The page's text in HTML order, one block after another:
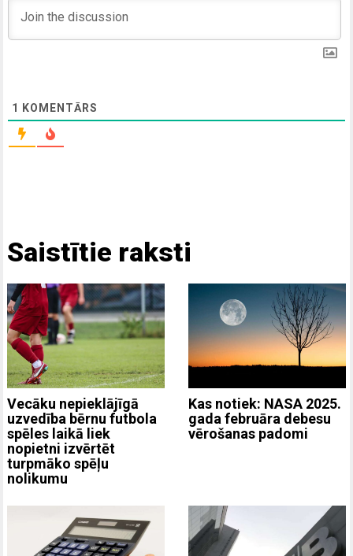
1 KOMENTĀRS
Saistītie raksti
Vecāku nepieklājīgā
uzvedība bērnu futbola
spēles laikā liek
nopietni izvērtēt
turpmāko spēļu
nolikumu
Kas notiek: NASA 2025.
gada februāra debesu
vērošanas padomi